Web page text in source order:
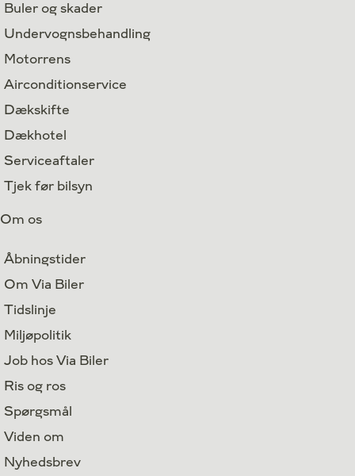
Buler og skader
Undervognsbehandling
Motorrens
Airconditionservice
Dækskifte
Dækhotel
Serviceaftaler
Tjek før bilsyn
Om os
Åbningstider
Om Via Biler
Tidslinje
Miljøpolitik
Job hos Via Biler
Ris og ros
Spørgsmål
Viden om
Nyhedsbrev